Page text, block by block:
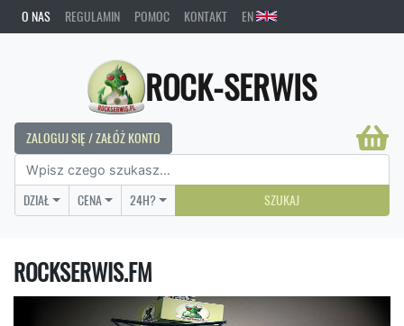
O NAS REGULAMIN POMOC KONTAKT EN
ROCK-SERWIS
ZALOGUJ SIĘ / ZAŁÓŻ KONTO
DZIAŁ CENA 24H? SZUKAJ
ROCKSERWIS.FM